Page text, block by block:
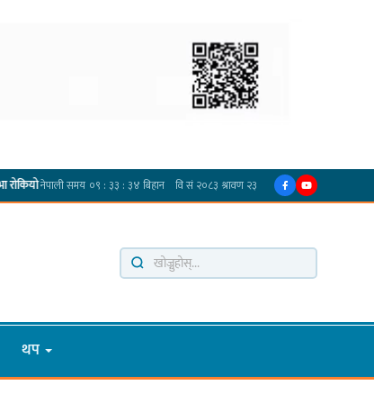
प्रदेश अधिकार विहीन भएकोले सरकार फेरबदल गर्न दलहरूलाई अस्थिरताको खेल सजिलो :
थप